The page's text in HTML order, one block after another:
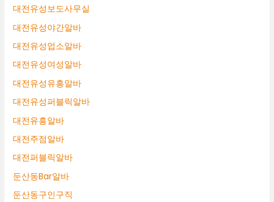
대전유성보도사무실
대전유성야간알바
대전유성업소알바
대전유성여성알바
대전유성유흥알바
대전유성퍼블릭알바
대전유흥알바
대전주점알바
대전퍼블릭알바
둔산동Bar알바
둔산동구인구직